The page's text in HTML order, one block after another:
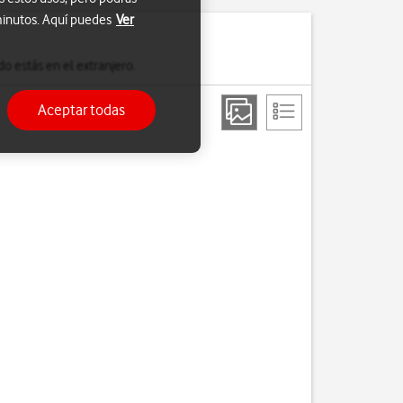
Aquí puedes Ver
Aceptar todas